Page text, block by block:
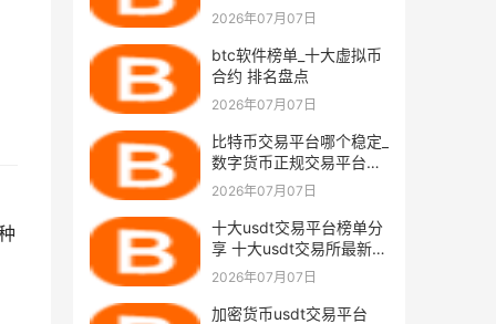
全球
2026年07月07日
btc软件榜单_十大虚拟币
合约 排名盘点
2026年07月07日
比特币交易平台哪个稳定_
数字货币正规交易平台排
名
2026年07月07日
十大usdt交易平台榜单分
享 十大usdt交易所最新名
单
2026年07月07日
加密货币usdt交易平台